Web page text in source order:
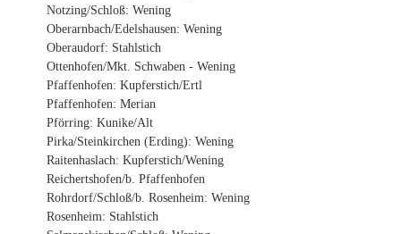
Notzing/Schloß: Wening
Oberarnbach/Edelshausen: Wening
Oberaudorf: Stahlstich
Ottenhofen/Mkt. Schwaben - Wening
Pfaffenhofen: Kupferstich/Ertl
Pfaffenhofen: Merian
Pförring: Kunike/Alt
Pirka/Steinkirchen (Erding): Wening
Raitenhaslach: Kupferstich/Wening
Reichertshofen/b. Pfaffenhofen
Rohrdorf/Schloß/b. Rosenheim: Wening
Rosenheim: Stahlstich